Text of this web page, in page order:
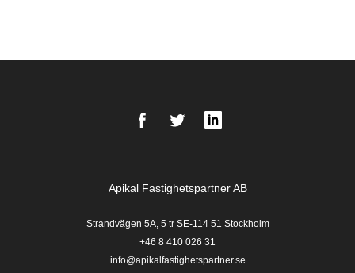
FacebookTwitter LinkedIn
Apikal Fastighetspartner AB
Strandvägen 5A, 5 tr SE-114 51 Stockholm
+46 8 410 026 31
info@apikalfastighetspartner.se